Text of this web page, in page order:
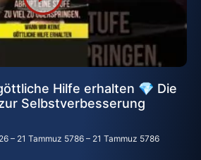
Hilfe erhalten 💎 Die
Selbstverbesserung
– 21 Tammuz 5786 – 21 Tammuz 5786